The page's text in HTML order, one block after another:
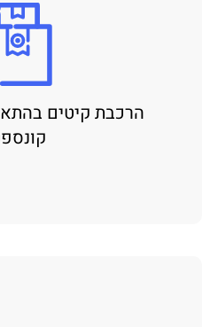
הרכבת קיטים
קונספט